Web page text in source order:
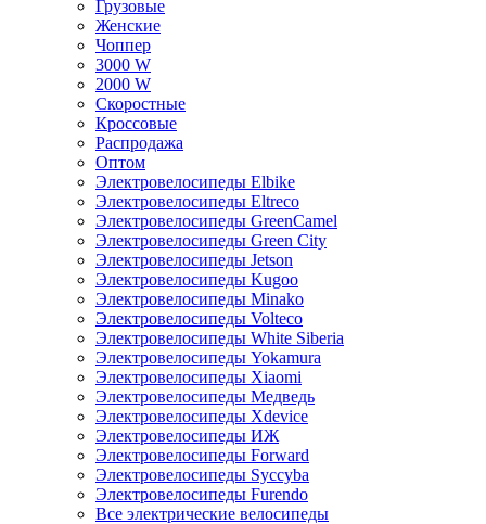
Грузовые
Женские
Чоппер
3000 W
2000 W
Скоростные
Кроссовые
Распродажа
Оптом
Электровелосипеды Elbike
Электровелосипеды Eltreco
Электровелосипеды GreenCamel
Электровелосипеды Green City
Электровелосипеды Jetson
Электровелосипеды Kugoo
Электровелосипеды Minako
Электровелосипеды Volteco
Электровелосипеды White Siberia
Электровелосипеды Yokamura
Электровелосипеды Xiaomi
Электровелосипеды Медведь
Электровелосипеды Xdevice
Электровелосипеды ИЖ
Электровелосипеды Forward
Электровелосипеды Syccyba
Электровелосипеды Furendo
Все электрические велосипеды